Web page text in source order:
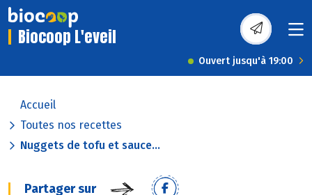
Biocoop L'eveil
Ouvert jusqu'à 19:00
Accueil
Toutes nos recettes
Nuggets de tofu et sauce...
Partager sur